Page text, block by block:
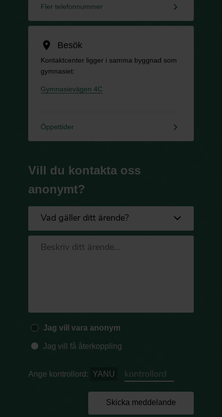
Fler telefonnummer keyboard_arrow_right
location_on Besök
Kontaktcenter ligger i samma byggnad som
gymnasiet:
Gymnasievägen 4C
Öppettider keyboard_arrow_right
Vill du kontakta oss
anonymt?
Jag vill vara anonym
Jag vill få återkoppling
Ange kontrollord: YANU
Skicka meddelande